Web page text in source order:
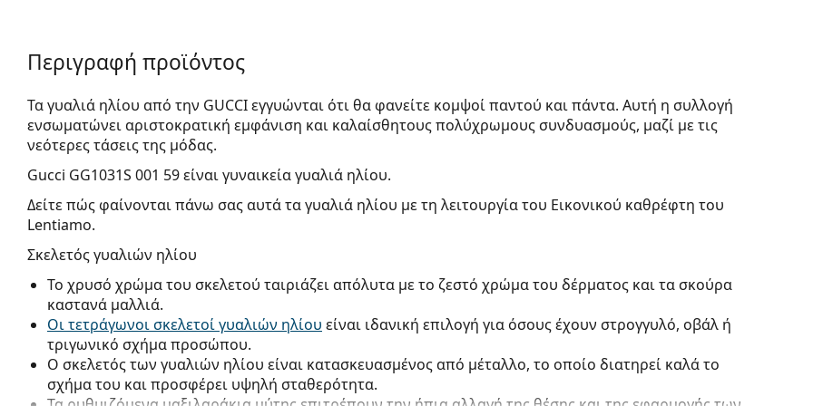
Περιγραφή προϊόντος
Τα γυαλιά ηλίου από την GUCCI εγγυώνται ότι θα φανείτε κομψοί παντού και πάντα. Αυτή η συλλογή
ενσωματώνει αριστοκρατική εμφάνιση και καλαίσθητους πολύχρωμους συνδυασμούς, μαζί με τις
νεότερες τάσεις της μόδας.
Gucci GG1031S 001 59είναι γυναικεία γυαλιά ηλίου.
Δείτε πώς φαίνονται πάνω σας αυτά τα γυαλιά ηλίου με τη λειτουργία του Εικονικού καθρέφτη του
Lentiamo.
Σκελετός γυαλιών ηλίου
Το χρυσό χρώμα του σκελετού ταιριάζει απόλυτα με το ζεστό χρώμα του δέρματος και τα σκούρα
καστανά μαλλιά.
Οι τετράγωνοι σκελετοί γυαλιών ηλίου είναι ιδανική επιλογή για όσους έχουν στρογγυλό, οβάλ ή
τριγωνικό σχήμα προσώπου.
Ο σκελετός των γυαλιών ηλίου είναι κατασκευασμένος από μέταλλο, το οποίο διατηρεί καλά το
σχήμα του και προσφέρει υψηλή σταθερότητα.